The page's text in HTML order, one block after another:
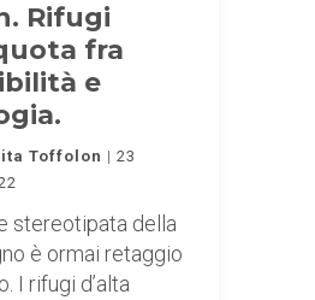
Rifugi
fra
e
Toffolon
23
stereotipata della
è ormai retaggio
I rifugi d’alta